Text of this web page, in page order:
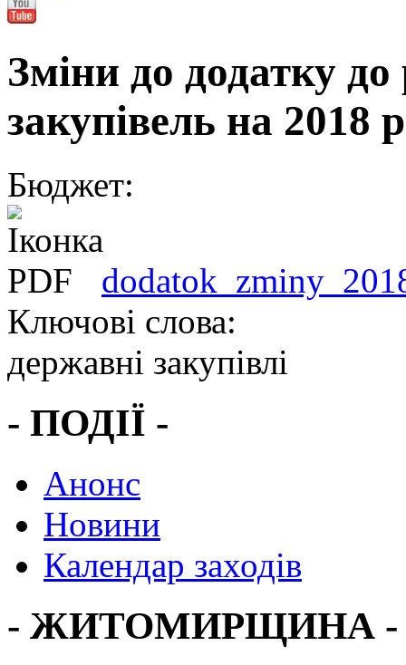
Зміни до додатку
закупівель на 2018
Бюджет:
Ключові слова:
державні закупівлі
- ПОДІЇ -
Анонс
Новини
Календар заходів
- ЖИТОМИРЩИНА -